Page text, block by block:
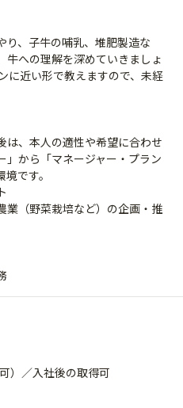
り、子牛の哺乳、堆肥製造な
牛への理解を深めていきましょ
に近い形で教えますので、未経
は、本人の適性や希望に合わせ
」から「マネージャー・プラン
です。
業（野菜栽培など）の企画・推
）／入社後の取得可